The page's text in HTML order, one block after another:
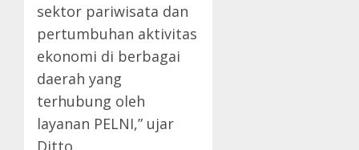
sektor pariwisata dan
pertumbuhan aktivitas
ekonomi di berbagai
daerah yang
terhubung oleh
layanan PELNI,” ujar
Ditto.